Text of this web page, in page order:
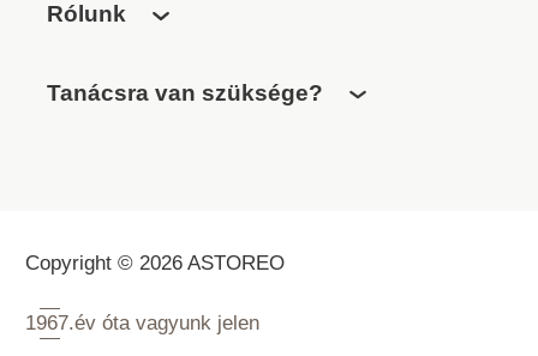
Rólunk
Tanácsra van szüksége?
Copyright © 2026 ASTOREO
1967.év óta vagyunk jelen